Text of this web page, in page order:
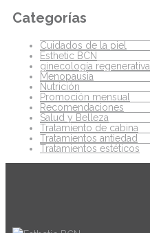
Categorías
Cuidados de la piel
Esthetic BCN
ginecología regenerativa
Menopausia
Nutrición
Promoción mensual
Recomendaciones
Salud y Belleza
Tratamiento de cabina
Tratamientos antiedad
Tratamientos estéticos